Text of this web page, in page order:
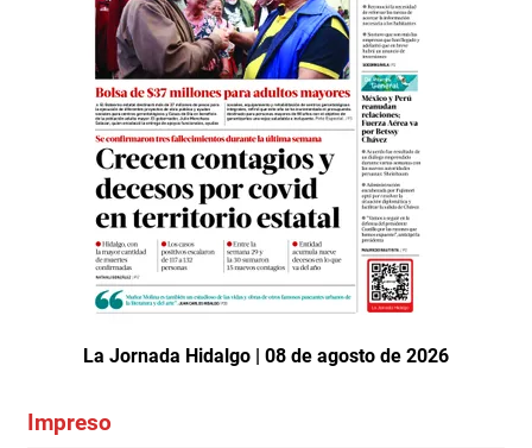
La Jornada Hidalgo | 08 de agosto de 2026
Impreso